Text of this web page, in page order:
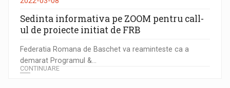
Sedinta informativa pe ZOOM pentru call-
ul de proiecte initiat de FRB
Federatia Romana de Baschet va reaminteste ca a
demarat Programul &...
CONTINUARE